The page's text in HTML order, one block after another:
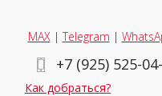
MAX|Telegram |
+7 (925) 525-
Как добраться?